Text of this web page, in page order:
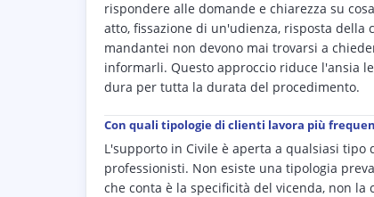
rispondere alle domande e chiarezza su
atto, fissazione di un'udienza, risposta
mandantei non devono mai trovarsi a
informarli. Questo approccio riduce l'ansia
dura per tutta la durata del procedimento.
Con quali tipologie di clienti lavora più
L'supporto in Civile è aperta a qualsiasi
professionisti. Non esiste una tipologia
che conta è la specificità del vicenda, non